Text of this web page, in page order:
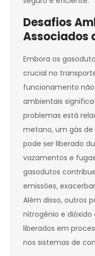
Desafios
Associados
Embora os
crucial no
funcionamento
ambientais
problemas está
metano, um gás
pode ser liberado
vazamentos e
gasodutos
emissões,
Além disso, outros
nitrogênio e
liberados em
nos sistemas de